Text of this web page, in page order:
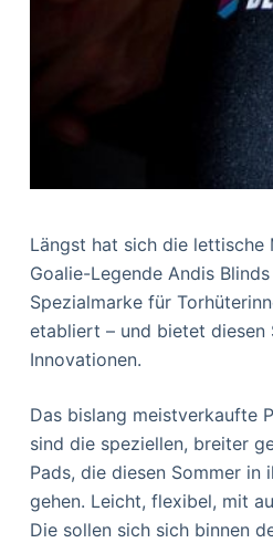
Längst hat sich die lettische
Goalie-Legende Andis
Spezialmarke für
etabliert – und bietet diesen
Innovationen.
Das bislang meistverkaufte
sind die speziellen, breiter
Pads, die diesen Sommer in
gehen. Leicht, flexibel, mit
Die sollen sich sich binnen